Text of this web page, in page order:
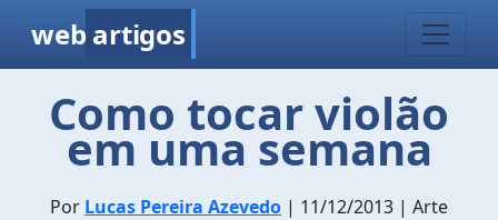
web artigos
Como tocar violão
em uma semana
Por Lucas Pereira Azevedo | 11/12/2013 | Arte